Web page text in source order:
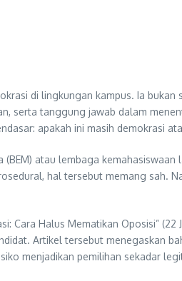
di lingkungan kampus. Ia
serta tanggung jawab dalam
apakah ini masih demokrasi
atau lembaga
hal tersebut memang sah.
Cara Halus Mematikan Oposisi”
Artikel tersebut menegaskan
menjadikan pemilihan sekadar